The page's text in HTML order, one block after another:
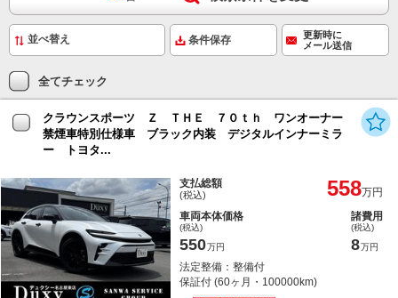
条件保存
更新時に
メール送信
全てチェック
クラウンスポーツ Ｚ ＴＨＥ ７０ｔｈ ワンオーナー
禁煙車特別仕様車 ブラック内装 デジタルインナーミラ
ー トヨタ...
支払総額
(税込) 558万円
車両本体価格
(税込)
550万円
諸費用
(税込)
8万円
法定整備：整備付
保証付 (60ヶ月・100000km)